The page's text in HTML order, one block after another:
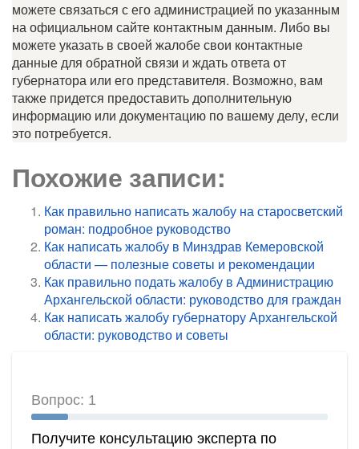
можете связаться с его администрацией по указанным
на официальном сайте контактным данным. Либо вы
можете указать в своей жалобе свои контактные
данные для обратной связи и ждать ответа от
губернатора или его представителя. Возможно, вам
также придется предоставить дополнительную
информацию или документацию по вашему делу, если
это потребуется.
Похожие записи:
Как правильно написать жалобу на старосветский
роман: подробное руководство
Как написать жалобу в Минздрав Кемеровской
области — полезные советы и рекомендации
Как правильно подать жалобу в Администрацию
Архангельской области: руководство для граждан
Как написать жалобу губернатору Архангельской
области: руководство и советы